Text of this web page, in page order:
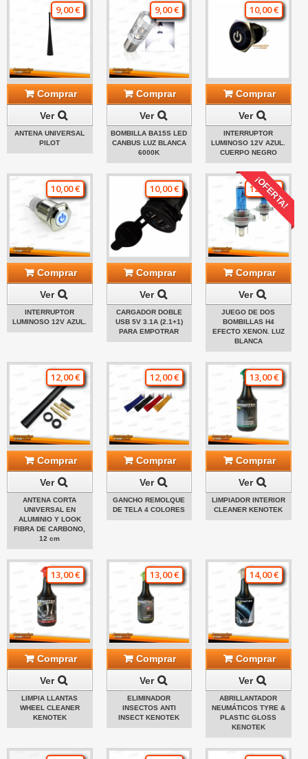
9,00 €
Comprar
Ver
ANTENA UNIVERSAL
PILOT
9,00 €
Comprar
Ver
BOMBILLA BA15S LED
CANBUS LUZ BLANCA
6000K
10,00 €
Comprar
Ver
INTERRUPTOR
LUMINOSO 12V AZUL.
CUERPO NEGRO
10,00 €
Comprar
Ver
INTERRUPTOR
LUMINOSO 12V AZUL.
10,00 €
Comprar
Ver
CARGADOR DOBLE
USB 5V 3.1A (2.1+1)
PARA EMPOTRAR
¡OFERTA!
12,00 €
Comprar
Ver
JUEGO DE DOS
BOMBILLAS H4
EFECTO XENON. LUZ
BLANCA
12,00 €
Comprar
Ver
ANTENA CORTA
UNIVERSAL EN
ALUMINIO Y LOOK
FIBRA DE CARBONO,
12 cm
12,00 €
Comprar
Ver
GANCHO REMOLQUE
DE TELA 4 COLORES
13,00 €
Comprar
Ver
LIMPIADOR INTERIOR
CLEANER KENOTEK
13,00 €
Comprar
Ver
LIMPIA LLANTAS
WHEEL CLEANER
KENOTEK
13,00 €
Comprar
Ver
ELIMINADOR
INSECTOS ANTI
INSECT KENOTEK
14,00 €
Comprar
Ver
ABRILLANTADOR
NEUMÁTICOS TYRE &
PLASTIC GLOSS
KENOTEK